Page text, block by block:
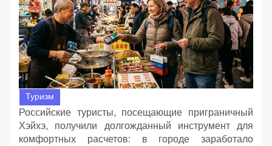
Туризм
Российские туристы, посещающие приграничный
Хэйхэ, получили долгожданный инструмент для
комфортных расчетов: в городе заработало